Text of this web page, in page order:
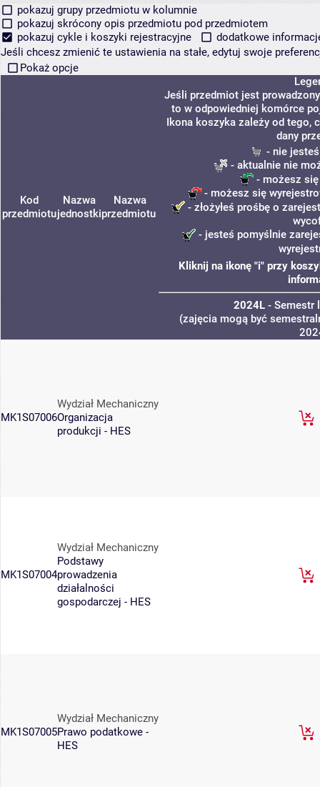
pokazuj grupy przedmiotu w kolumnie
pokazuj skrócony opis przedmiotu pod przedmiotem
pokazuj cykle i koszyki rejestracyjne
dodatkowe
Jeśli chcesz zmienić te ustawienia na stałe, edytuj swoje
Pokaż opcje
Kod
przedmiotu
Nazwa
jednostki
Nazwa
przedmiotu
Jeśli przedmiot jest
to w odpowiedniej komórce
Ikona koszyka zależy od tego,
dany
- nie
- aktualnie nie
- możesz
- możesz się
- złożyłeś prośbę o
- jesteś pomyślnie
Kliknij na ikonę "i" przy
2024L- Semestr
(zajęcia mogą być
MK1S07006
Wydział Mechaniczny
Organizacja
produkcji - HES
MK1S07004
Wydział Mechaniczny
Podstawy
prowadzenia
działalności
gospodarczej - HES
MK1S07005
Wydział Mechaniczny
Prawo podatkowe -
HES